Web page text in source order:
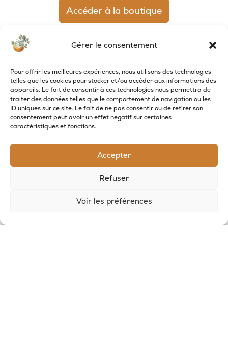
Gérer le consentement
Pour offrir les meilleures expériences, nous utilisons des technologies
telles que les cookies pour stocker et/ou accéder aux informations des
appareils. Le fait de consentir à ces technologies nous permettra de
traiter des données telles que le comportement de navigation ou les
ID uniques sur ce site. Le fait de ne pas consentir ou de retirer son
consentement peut avoir un effet négatif sur certaines
caractéristiques et fonctions.
Accepter
Refuser
Voir les préférences
Accéder à la boutique
RECEVOIR LES NOUVELLES DE LA SAVONNERIE
Inscrivez-vous à notre newsletter pour
recevoir des offres et suivre nos actus